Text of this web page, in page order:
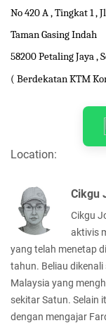
No 420 A , Tingkat 1 ,
Taman Gasing Indah
58200 Petaling Jaya ,
( Berdekatan KTM
Location:
Cikgu
Cikgu
aktivis
yang telah menetap
tahun. Beliau
Malaysia yang
sekitar Satun. Selain
dengan mengajar